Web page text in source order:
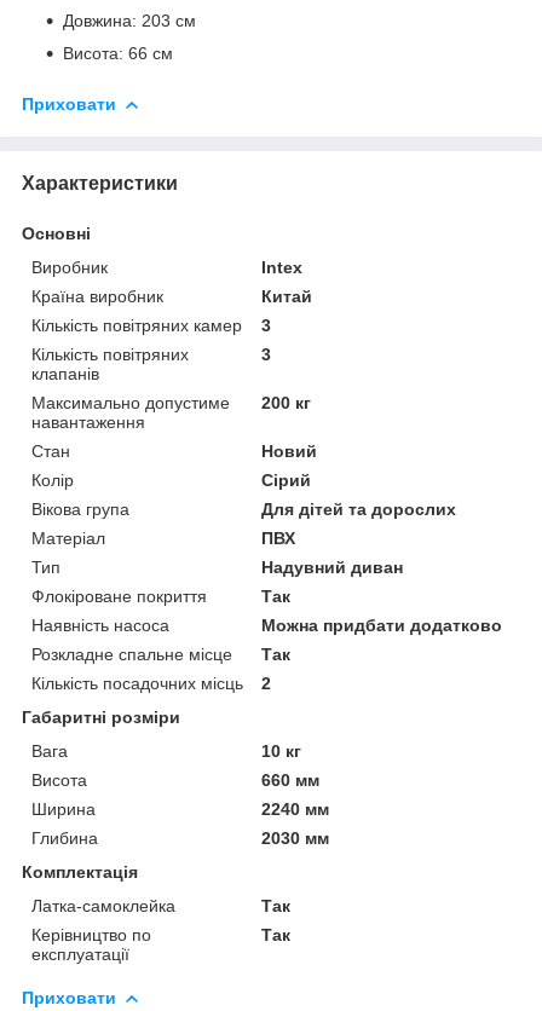
Довжина: 203 см
Висота: 66 см
Приховати
Характеристики
Основні
Виробник
Intex
Країна виробник
Китай
Кількість повітряних камер
3
Кількість повітряних
клапанів
3
Максимально допустиме
навантаження
200 кг
Стан
Новий
Колір
Сірий
Вікова група
Для дітей та дорослих
Матеріал
ПВХ
Тип
Надувний диван
Флокіроване покриття
Так
Наявність насоса
Можна придбати додатково
Розкладне спальне місце
Так
Кількість посадочних місць
2
Габаритні розміри
Вага
10 кг
Висота
660 мм
Ширина
2240 мм
Глибина
2030 мм
Комплектація
Латка-самоклейка
Так
Керівництво по
експлуатації
Так
Приховати